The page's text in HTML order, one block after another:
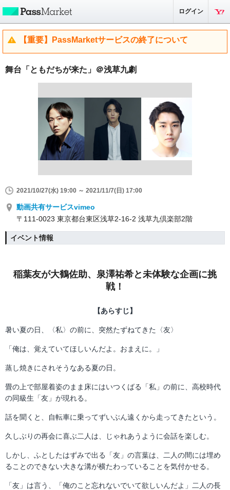
ログイン
【重要】PassMarketサービスの終了について
舞台「ともだちが来た」＠浅草九劇
2021/10/27(水) 19:00 ～ 2021/11/7(日) 17:00
動画共有サービスvimeo
〒111-0023 東京都台東区浅草2-16-2 浅草九倶楽部2階
イベント情報
稲葉友が大鶴佐助、泉澤祐希と未体験な企画に挑
戦！
【あらすじ】
暑い夏の日、〈私〉の前に、突然たずねてきた〈友〉
「俺は、覚えていてほしいんだよ。おまえに。」
蒸し焼きにされそうなある夏の日。
畳の上で部屋着姿のまま床にはいつくばる「私」の前に、高校時代
の同級生「友」が現れる。
話を聞くと、自転車に乗ってずいぶん遠くから走ってきたという。
久しぶりの再会に喜ぶ二人は、じゃれあうように会話を楽しむ。
しかし、ふとしたはずみで出る「友」の言葉は、二人の間には埋め
ることのできない大きな溝が横たわっていることを気付かせる。
「友」は言う、「俺のこと忘れないでいて欲しいんだよ」二人の長